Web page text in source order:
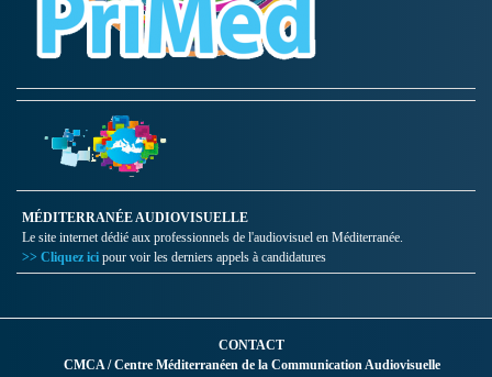
MÉDITERRANÉE AUDIOVISUELLE
Le site internet dédié aux professionnels de l'audiovisuel en Méditerranée.
>> Cliquez ici pour voir les derniers appels à candidatures
CONTACT
CMCA / Centre Méditerranéen de la Communication Audiovisuelle